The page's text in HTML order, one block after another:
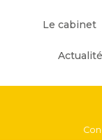
FooterLe cabinet